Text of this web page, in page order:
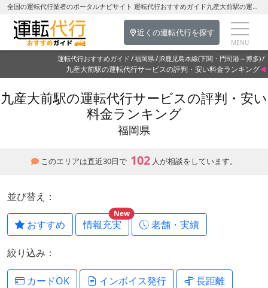
全国の運転代行業者のポータルナビサイト 運転代行おすすめガイド九産大前駅の運転代行を探す-福岡県の運転代行
近くの運転代行を探す
運転代行おすすめガイド 福岡県 JR鹿児島本線(下関・門司港～博多)
九産大前駅の運転代行サービスの評判・安い料金ランキング
九産大前駅の運転代行サービスの評判・安い
料金ランキング
福岡県
このエリアは直近30日で 102 人が相談をしています。
並び替え：
おすすめ 情報充実
New
老舗・実績
絞り込み：
カードOK インボイス発行
長距離